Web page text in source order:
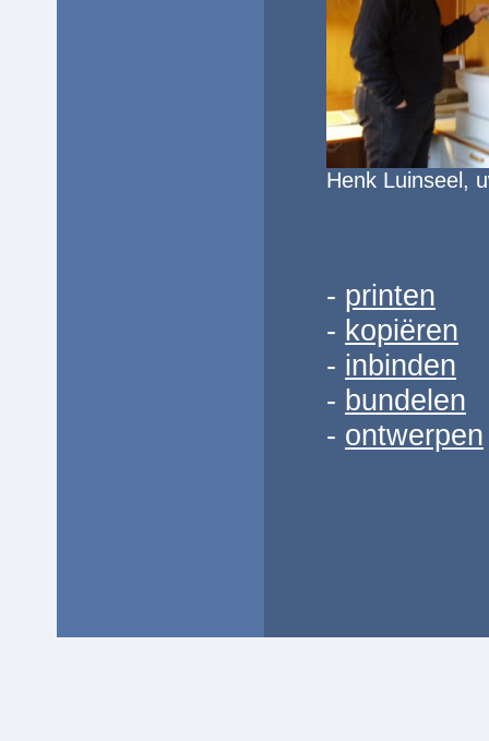
Henk Luinseel,
- printen
- kopiëren
- inbinden
- bundelen
- ontwerpen